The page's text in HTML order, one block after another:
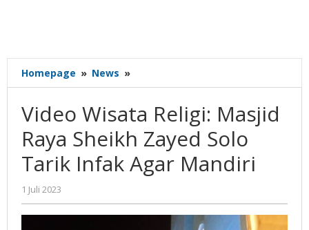
Homepage » News »
Wisata
Masjid
Raya
Sheikh
Zayed
Solo
Infak
Agar
Video Wisata Religi: Masjid
Raya Sheikh Zayed Solo
Tarik Infak Agar Mandiri
1 Juli 2023
Gatot
Susanto